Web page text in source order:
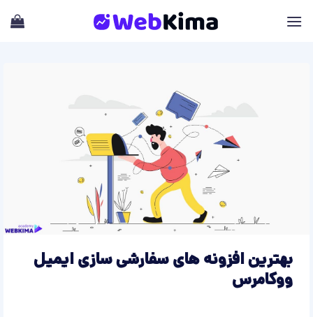
بهترین افزونه های سفارشی سازی ایمیل
ووکامرس